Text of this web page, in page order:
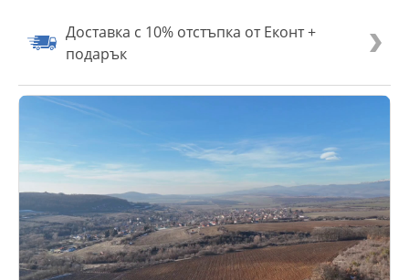
Доставка с 10% отстъпка от Еконт +
подарък